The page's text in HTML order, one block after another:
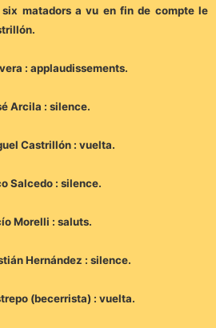
matadors a vu en fin de compte le
: applaudissements.
Arcila : silence.
Castrillón : vuelta.
Salcedo : silence.
Morelli : saluts.
Hernández : silence.
(becerrista) : vuelta.